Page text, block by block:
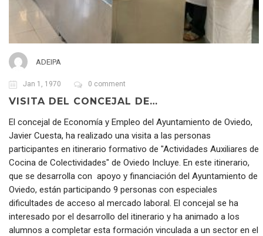
ADEIPA
Jan 1, 1970 0 comment
VISITA DEL CONCEJAL DE…
El concejal de Economía y Empleo del Ayuntamiento de Oviedo,
Javier Cuesta, ha realizado una visita a las personas
participantes en itinerario formativo de "Actividades Auxiliares de
Cocina de Colectividades" de Oviedo Incluye. En este itinerario,
que se desarrolla con apoyo y financiación del Ayuntamiento de
Oviedo, están participando 9 personas con especiales
dificultades de acceso al mercado laboral. El concejal se ha
interesado por el desarrollo del itinerario y ha animado a los
alumnos a completar esta formación vinculada a un sector en el